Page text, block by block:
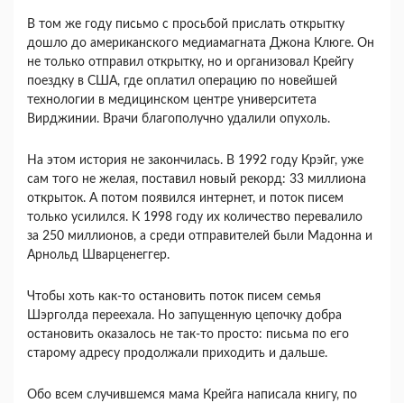
В том же году письмо с просьбой прислать открытку
дошло до американского медиамагната Джона Клюге. Он
не только отправил открытку, но и организовал Крейгу
поездку в США, где оплатил операцию по новейшей
технологии в медицинском центре университета
Вирджинии. Врачи благополучно удалили опухоль.
На этом история не закончилась. В 1992 году Крэйг, уже
сам того не желая, поставил новый рекорд: 33 миллиона
открыток. А потом появился интернет, и поток писем
только усилился. К 1998 году их количество перевалило
за 250 миллионов, а среди отправителей были Мадонна и
Арнольд Шварценеггер.
Чтобы хоть как-то остановить поток писем семья
Шэрголда переехала. Но запущенную цепочку добра
остановить оказалось не так-то просто: письма по его
старому адресу продолжали приходить и дальше.
Обо всем случившемся мама Крейга написала книгу, по